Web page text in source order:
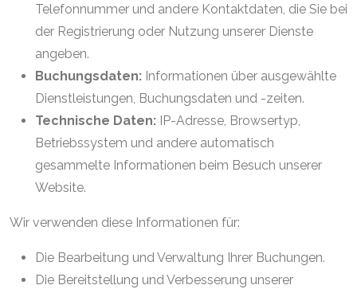
Telefonnummer und andere Kontaktdaten, die Sie bei
der Registrierung oder Nutzung unserer Dienste
angeben.
Buchungsdaten: Informationen über ausgewählte
Dienstleistungen, Buchungsdaten und -zeiten.
Technische Daten: IP-Adresse, Browsertyp,
Betriebssystem und andere automatisch
gesammelte Informationen beim Besuch unserer
Website.
Wir verwenden diese Informationen für:
Die Bearbeitung und Verwaltung Ihrer Buchungen.
Die Bereitstellung und Verbesserung unserer